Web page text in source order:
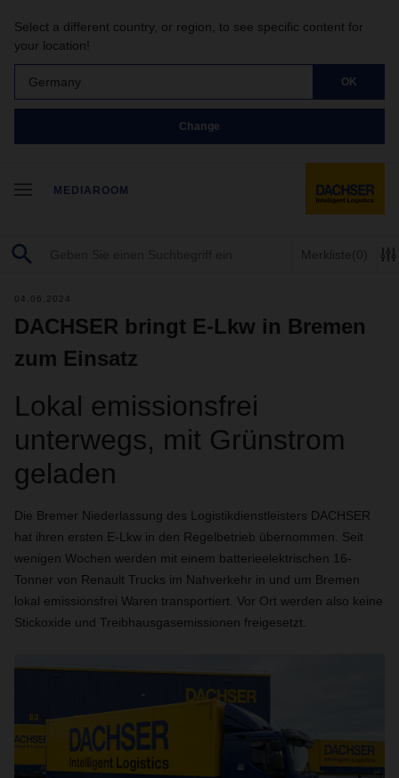
Select a different country, or region, to see specific content for
your location!
Germany OK
Change
MEDIAROOM
Merkliste(0)
04.06.2024
DACHSER bringt E-Lkw in Bremen
zum Einsatz
Lokal emissionsfrei
unterwegs, mit Grünstrom
geladen
Die Bremer Niederlassung des Logistikdienstleisters DACHSER
hat ihren ersten E-Lkw in den Regelbetrieb übernommen. Seit
wenigen Wochen werden mit einem batterieelektrischen 16-
Tonner von Renault Trucks im Nahverkehr in und um Bremen
lokal emissionsfrei Waren transportiert. Vor Ort werden also keine
Stickoxide und Treibhausgasemissionen freigesetzt.